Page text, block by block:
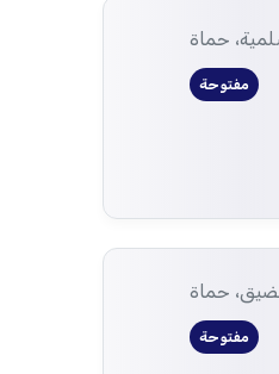
حماة
مفتوحة
حماة
مفتوحة